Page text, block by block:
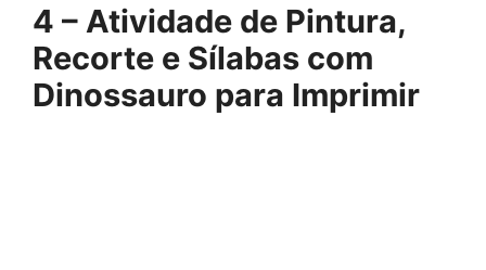
4 – Atividade de Pintura,
Recorte e Sílabas com
Dinossauro para Imprimir